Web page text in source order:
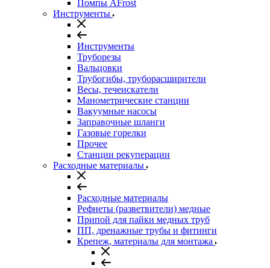
Помпы AFrost
Инструменты
Инструменты
Труборезы
Вальцовки
Трубогибы, труборасширители
Весы, течеискатели
Манометрические станции
Вакуумные насосы
Заправочные шланги
Газовые горелки
Прочее
Станции рекуперации
Расходные материалы
Расходные материалы
Рефнеты (разветвители) медные
Припой для пайки медных труб
ПП, дренажные трубы и фитинги
Крепеж, материалы для монтажа